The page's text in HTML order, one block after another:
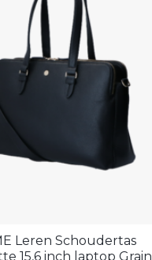
Leren Schoudertas
15,6 inch laptop Grain